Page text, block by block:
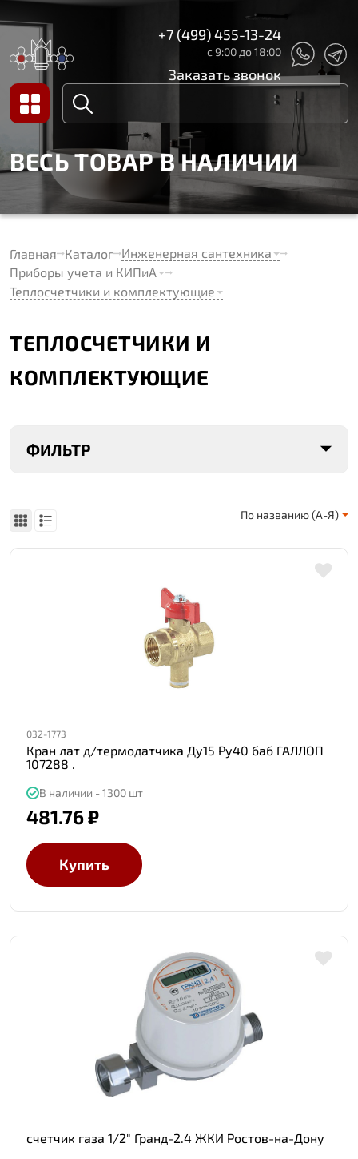
+7 (499) 455-13-24
с 9:00 до 18:00
Заказать звонок
ВЕСЬ ТОВАР В НАЛИЧИИ
Главная Каталог Инженерная сантехника
Приборы учета и КИПиА
Теплосчетчики и комплектующие
ТЕПЛОСЧЕТЧИКИ И
КОМПЛЕКТУЮЩИЕ
ФИЛЬТР
По названию (А-Я)
032-1773
Кран лат д/термодатчика Ду15 Ру40 баб ГАЛЛОП
107288 .
В наличии - 1300 шт
481.76 ₽
Купить
счетчик газа 1/2" Гранд-2.4 ЖКИ Ростов-на-Дону